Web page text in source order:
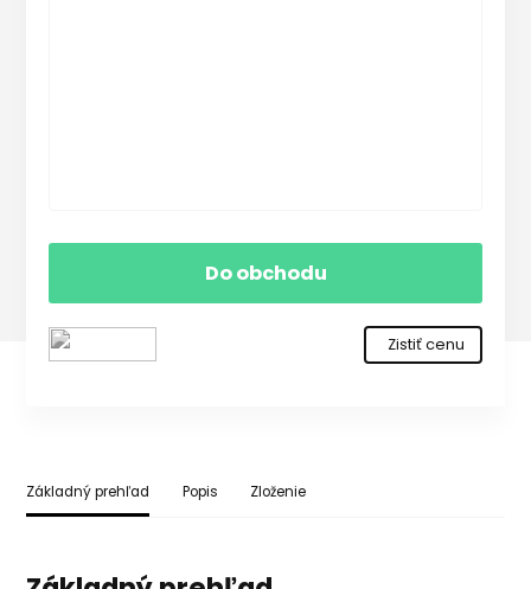
Do obchodu
Zistiť cenu
Základný prehľad Popis Zloženie